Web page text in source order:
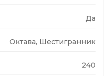
Да
Октава, Шестигранник
240